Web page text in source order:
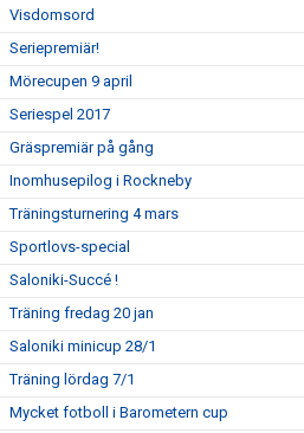
Visdomsord
Seriepremiär!
Mörecupen 9 april
Seriespel 2017
Gräspremiär på gång
Inomhusepilog i Rockneby
Träningsturnering 4 mars
Sportlovs-special
Saloniki-Succé !
Träning fredag 20 jan
Saloniki minicup 28/1
Träning lördag 7/1
Mycket fotboll i Barometern cup